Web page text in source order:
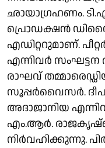
ഛായാഗ്രഹണം.
പ്രൊഡക്ഷൻ
എഡിറ്ററുമാണ്.
എന്നിവർ
രാഘവ്
സൂപ്പർവൈസർ.
അദാജാനിയ
എം.ആർ.
നിർവഹിക്കുന്നു.